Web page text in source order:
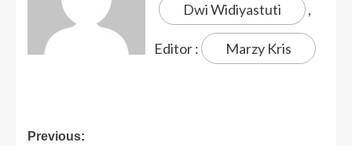
Dwi Widiyastuti ,
Editor : Marzy Kris
Previous: